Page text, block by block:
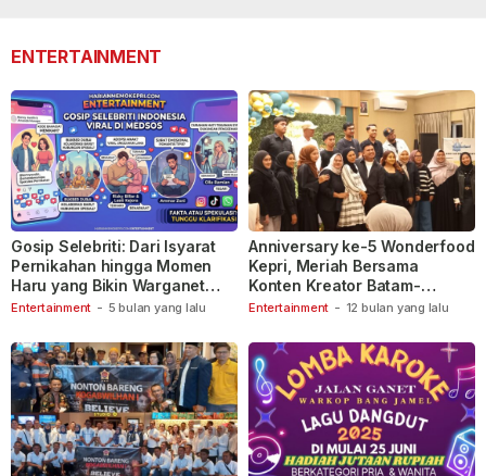
ENTERTAINMENT
Entertainment - 5 bulan yang lalu
Gosip Selebriti: Dari Isyarat
Pernikahan hingga Momen
Haru yang Bikin Warganet
Berspekulasi
Entertainment - 12 bulan yang lalu
Anniversary ke-5 Wonderfood
Kepri, Meriah Bersama
Konten Kreator Batam-
Tanjungpinang